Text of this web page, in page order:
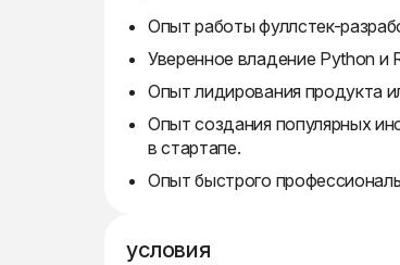
Опыт работы фуллстек-
Уверенное владение Python и
Опыт лидирования продукта
Опыт создания популярных
в стартапе.
Опыт быстрого
условия